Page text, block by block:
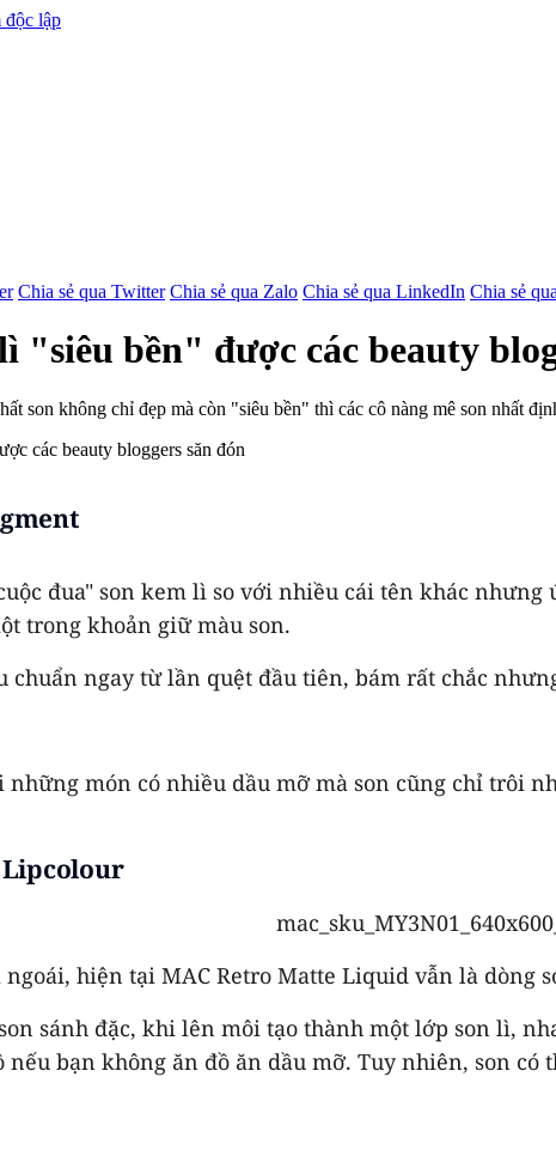
độc lập
Chia sẻ qua Twitter Chia sẻ qua Zalo Chia sẻ qua LinkedIn Chia sẻ
"siêu bền" được các beauty
son không chỉ đẹp mà còn "siêu bền" thì các cô nàng mê son nhất
đua" son kem lì so với nhiều cái tên khác
trong khoản giữ màu son.
chuẩn ngay từ lần quệt đầu tiên, bám rất chắc
món có nhiều dầu mỡ mà son cũng chỉ trôi
Lipcolour
hiện tại MAC Retro Matte Liquid vẫn là
sánh đặc, khi lên môi tạo thành một lớp son lì,
bạn không ăn đồ ăn dầu mỡ. Tuy nhiên, son